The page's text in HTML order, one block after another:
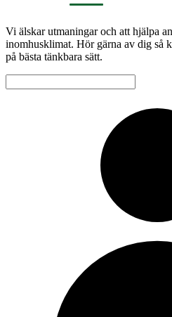
Vi älskar utmaningar och att hjälpa
inomhusklimat. Hör gärna av dig så
på bästa tänkbara sätt.